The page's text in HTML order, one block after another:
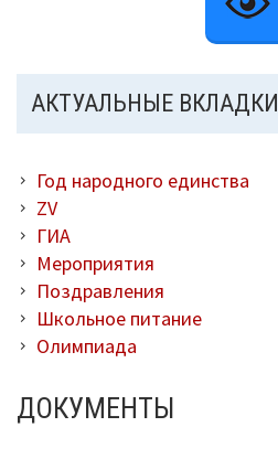
АКТУАЛЬНЫЕ ВКЛАДКИ
Год народного единства
ZV
ГИА
Мероприятия
Поздравления
Школьное питание
Олимпиада
ДОКУМЕНТЫ